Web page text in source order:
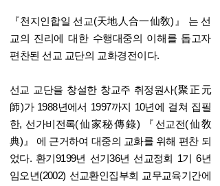
『천지인합일 선교(天地人合一仙敎)』 는 선
교의 진리에 대한 수행대중의 이해를 돕고자
편찬된 선교 교단의 교화경전이다.
선교 교단을 창설한 창교주 취정원사(聚正元
師)가 1988년에서 1997까지 10년에 걸쳐 집필
한, 선가비전록(仙家秘傳錄) 『선교전(仙敎
典)』 에 근거하여 대중의 교화를 위해 편찬 되
었다. 환기9199년 선기36년 선교정회 1기 6년
임오년(2002) 선교환인집부회 교무교육기간에